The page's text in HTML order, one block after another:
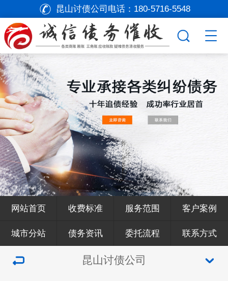
昆山讨债公司电话： 180-5716-5548
网站首页 收费标准 服务范围 客户案例
城市分站 债务资讯 委托流程 联系方式
昆山讨债公司